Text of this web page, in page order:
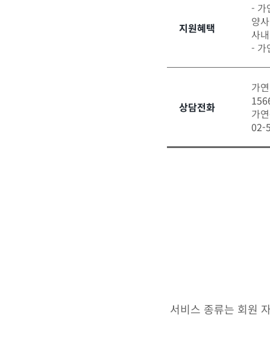
지원혜택
- 가
양
사
- 가
상담전화
가
가
02-
서비스 종류는 회원